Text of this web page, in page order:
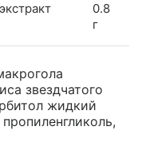
0.8
г
звездчатого
жидкий